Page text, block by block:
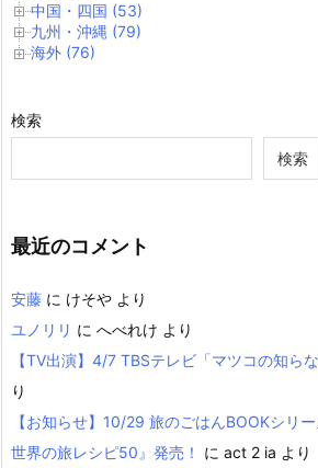
中国・四国 (53)
九州・沖縄 (79)
海外 (76)
検索
検索
最近のコメント
安藤 に けそや より
ユノリリ に へべれけ より
【TV出演】4/7 TBSテレビ「マツコの知らな
り
【お知らせ】10/29 旅のごはんBOOKシリ
世界の旅レシピ50』発売！
に act 2 ia より